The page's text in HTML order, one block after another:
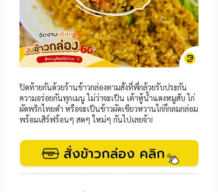
ปิดท้ายกันด้วยร้านข้าวกล่องตามสั่งที่พี่กล้วยรับประกัน
ความอร่อยกันทุกเมนู ไม่ว่าจะเป็น เต้าหู้น้ำแดงหมูสับ ไก่
ผัดพริกไทยดำ หรือจะเป็นข้าวผัดเขียวหวานไก่ก็กลมกล่อม
พร้อมเสิร์ฟร้อนๆ สดๆ ใหม่ๆ กันไปเลยจ้า!